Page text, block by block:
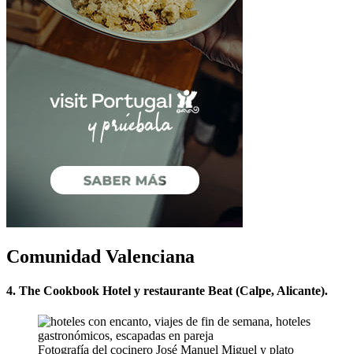
Comunidad Valenciana
4. The Cookbook Hotel y restaurante Beat (Calpe, Alicante).
Fotografía del cocinero José Manuel Miguel y plato